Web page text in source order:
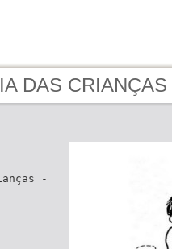
DAS CRIANÇAS
-